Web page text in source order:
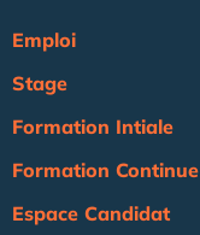
Emploi
Stage
Formation Intiale
Formation Continue
Espace Candidat